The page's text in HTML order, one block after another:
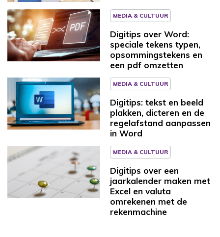
MEDIA & CULTUUR
Digitips over Word:
speciale tekens typen,
opsommingstekens en
een pdf omzetten
MEDIA & CULTUUR
Digitips: tekst en beeld
plakken, dicteren en de
regelafstand aanpassen
in Word
MEDIA & CULTUUR
Digitips over een
jaarkalender maken met
Excel en valuta
omrekenen met de
rekenmachine